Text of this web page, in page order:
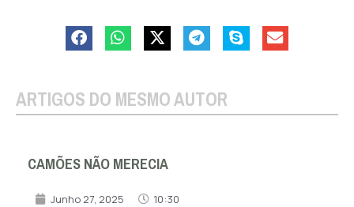
ARTIGOS DO MESMO AUTOR
CAMÕES NÃO MERECIA
Junho 27, 2025 10:30